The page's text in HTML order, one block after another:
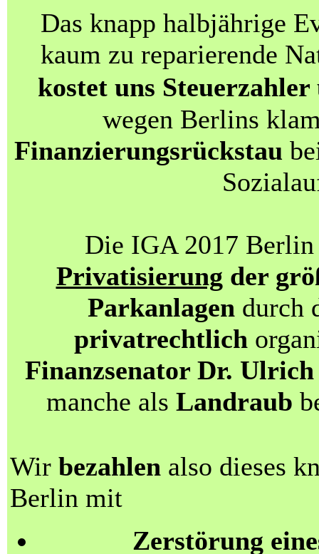
Das knapp halbjährige
kaum zu reparierende
kostet uns
wegen Berlins
Finanzierungsrückstau
Die IGA 2017
Privatisierung der
Parkanlagendurch
privatrechtlich
Finanzsenator Dr.
manche als Landraub
Wir bezahlen also dieses
Berlin mit
Zerstörung